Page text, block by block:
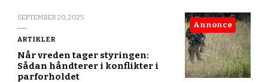
SEPTEMBER 20, 2025
ARTIKLER
Når vreden tager styringen:
Sådan håndterer i konflikter i
parforholdet
Annonce